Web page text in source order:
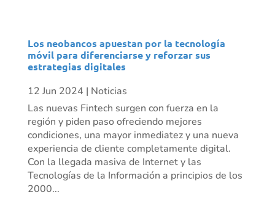
Los neobancos apuestan por la tecnología
móvil para diferenciarse y reforzar sus
estrategias digitales
12 Jun 2024 | Noticias
Las nuevas Fintech surgen con fuerza en la
región y piden paso ofreciendo mejores
condiciones, una mayor inmediatez y una nueva
experiencia de cliente completamente digital.
Con la llegada masiva de Internet y las
Tecnologías de la Información a principios de los
2000...